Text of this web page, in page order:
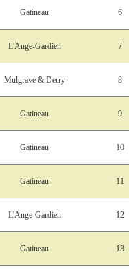
Gatineau 6
L'Ange-Gardien 7
Mulgrave & Derry 8
Gatineau 9
Gatineau 10
Gatineau 11
L'Ange-Gardien 12
Gatineau 13